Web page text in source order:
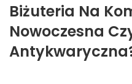
Biżuteria Na
Nowoczesna